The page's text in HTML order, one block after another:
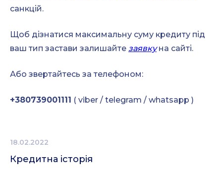
санкцій.
Щоб дізнатися максимальну суму кредиту під
ваш тип застави залишайте заявкуна сайті.
Або звертайтесь за телефоном:
+380739001111 ( viber / telegram / whatsapp )
18.02.2022
Кредитна історія